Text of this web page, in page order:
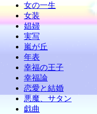
女の一生
女装
娼婦
実写
嵐が丘
年表
幸福の王子
幸福論
恋愛と結婚
悪魔、サタン
戯曲